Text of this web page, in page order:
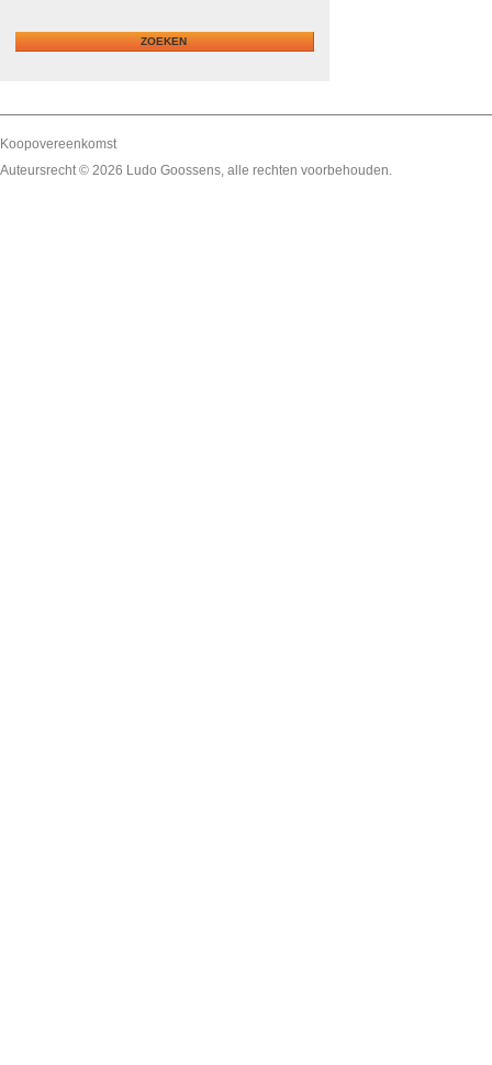
Koopovereenkomst
Auteursrecht © 2026 Ludo Goossens, alle rechten voorbehouden.